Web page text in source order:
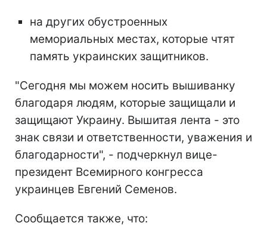
на других обустроенных
мемориальных местах, которые чтят
память украинских защитников.
"Сегодня мы можем носить вышиванку
благодаря людям, которые защищали и
защищают Украину. Вышитая лента - это
знак связи и ответственности, уважения и
благодарности", - подчеркнул вице-
президент Всемирного конгресса
украинцев Евгений Семенов.
Сообщается также, что: